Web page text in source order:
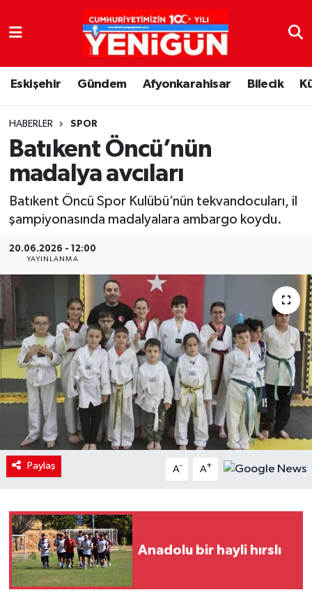
Eskişehir Gündem Afyonkarahisar Bilecik
HABERLER SPOR
Batıkent Öncü’nün
madalya avcıları
Batıkent Öncü Spor Kulübü’nün tekvandocuları, il
şampiyonasında madalyalara ambargo koydu.
20.06.2026 - 12:00
YAYINLANMA
Paylaş A- A+
Anadolu bir hayli hırslı
Nöbetçi Eczaneler
Hava Durumu
Trafik Durumu
Süper Lig Puan Durumu ve Fikstür
Tüm Manşetler
Son Dakika Haberleri